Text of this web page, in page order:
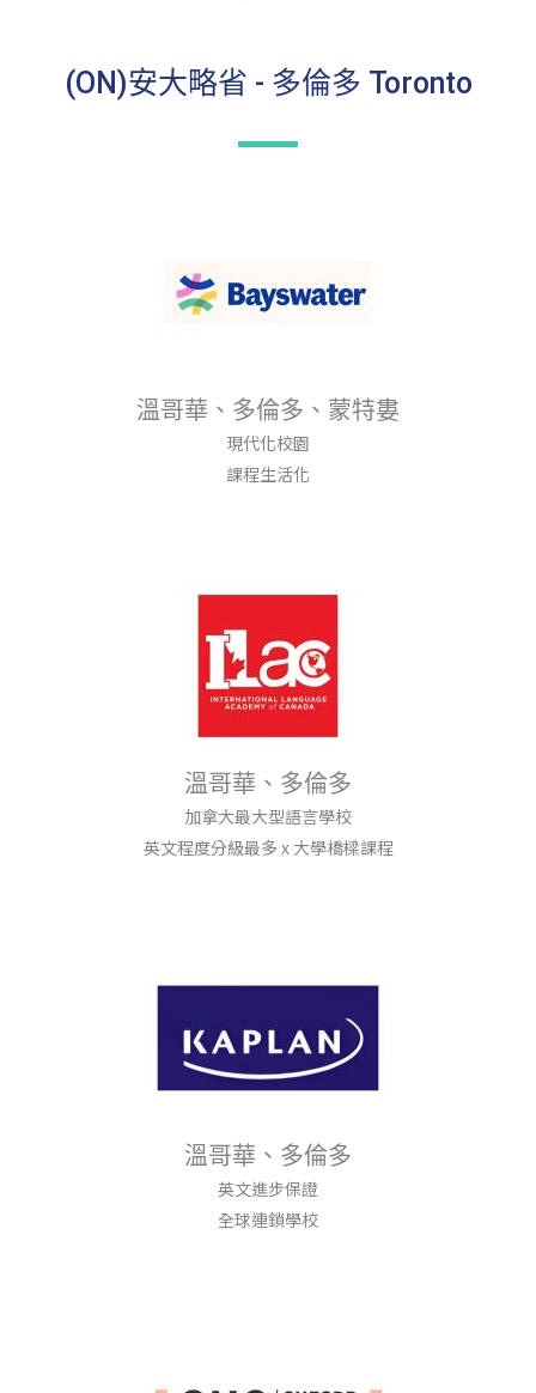
(ON)安大略省 - 多倫多 Toronto
溫哥華、多倫多、蒙特婁
現代化校園
課程生活化
溫哥華、多倫多
加拿大最大型語言學校
英文程度分級最多 x 大學橋樑課程
溫哥華、多倫多
英文進步保證
全球連鎖學校